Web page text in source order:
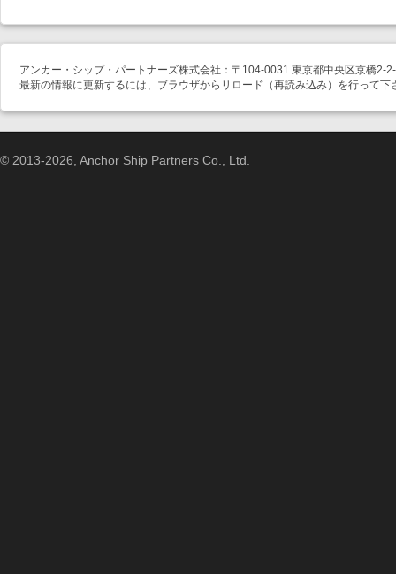
アンカー・シップ・パートナーズ株式会社：〒104-0031 東京都中央区京橋2-
最新の情報に更新するには、ブラウザからリロード（再読み込み）を行って下
© 2013-2026, Anchor Ship Partners Co., Ltd.